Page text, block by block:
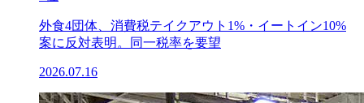
外食4団体、消費税テイクアウト1%・イートイン10%
案に反対表明。同一税率を要望
2026.07.16